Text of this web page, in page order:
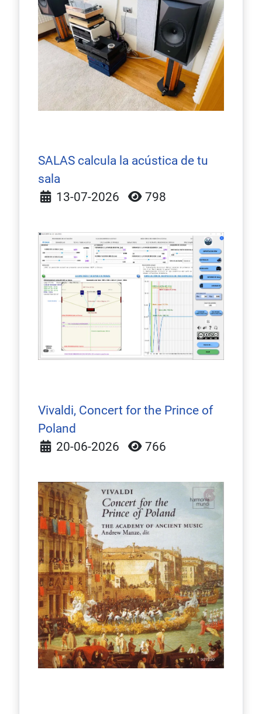
SALAS calcula la acústica de tu
sala
Detalles
13-07-2026 798
Vivaldi, Concert for the Prince of
Poland
Detalles
20-06-2026 766